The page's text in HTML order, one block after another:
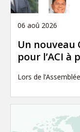
06 aoû 2026
Un nouveau
pour l’ACI
Lors de